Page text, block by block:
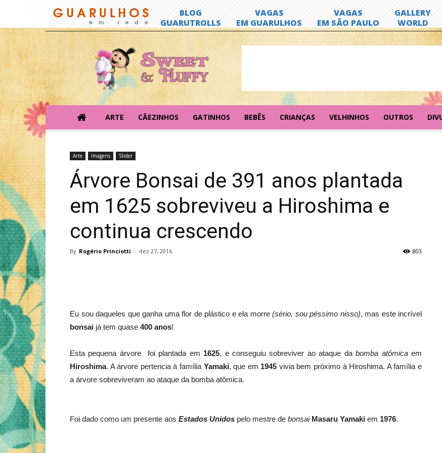
Sweet
&
Fluffy
ARTE CÃEZINHOS GATINHOS BEBÊS CRIANÇAS VELHINHOS OUTROS
Arte Imagens Slider
Árvore Bonsai de 391 anos plantada
em 1625 sobreviveu a Hiroshima e
continua crescendo
By Rogério Princiotti - dez 27, 2016 803
Eu sou daqueles que ganha uma flor de plástico e ela morre(sério, sou péssimo nisso), mas este incrível
bonsai já tem quase 400 anos!
Esta pequena árvore foi plantada em 1625, e conseguiu sobreviver ao ataque dabomba atômicaem
Hiroshima. A árvore pertencia à família Yamaki, que em 1945 vivia bem próximo à Hiroshima. A família e
a árvore sobreviveram ao ataque da bomba atômica.
Foi dado como um presente aos Estados Unidos pelo mestre de bonsai Masaru Yamaki em 1976.